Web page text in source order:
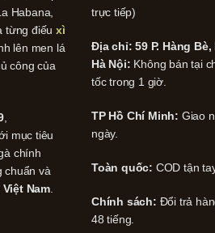
Habana,
từng điếuxì
lên men lá
công của
,
mục tiêu
chính
chuẩn và
Việt Nam.
trực tiếp)
Địa chỉ: 59 P. Hàng Bè,
Hà Nội: Không bán tại
tốc trong 1 giờ.
TP Hồ Chí Minh: Giao
ngày.
Toàn quốc: COD tận
Chính sách: Đổi trả
48 tiếng.